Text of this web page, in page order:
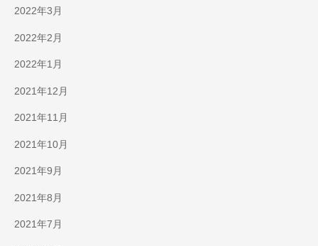
2022年3月
2022年2月
2022年1月
2021年12月
2021年11月
2021年10月
2021年9月
2021年8月
2021年7月